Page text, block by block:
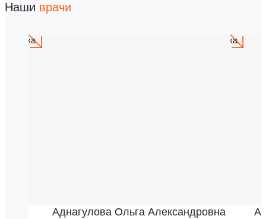
Наши врачи
Аднагулова Ольга Александровна